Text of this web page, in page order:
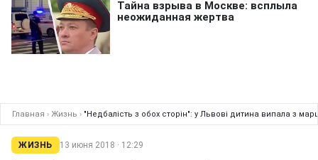
Главная › Жизнь › "Недбалість з обох сторін": у Львові дитина випала з
ЖИЗНЬ 13 июня 2018 · 12:29